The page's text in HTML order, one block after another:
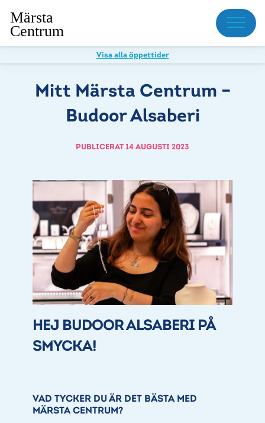
Meny
Visa alla öppettider
Mitt Märsta Centrum –
Budoor Alsaberi
PUBLICERAT 14 AUGUSTI 2023
HEJ BUDOOR ALSABERI PÅ
SMYCKA!
VAD TYCKER DU ÄR DET BÄSTA MED
MÄRSTA CENTRUM?